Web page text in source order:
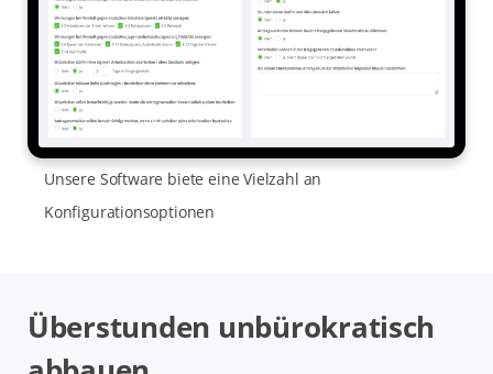
Unsere Software biete eine Vielzahl an
Konfigurationsoptionen
Überstunden unbürokratisch